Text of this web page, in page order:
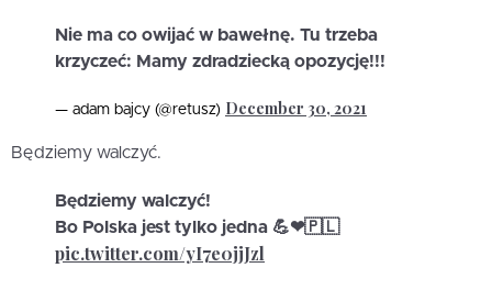
Nie ma co owijać w bawełnę. Tu trzeba
krzyczeć: Mamy zdradziecką opozycję!!!
— adam bajcy (@retusz) December 30, 2021
Będziemy walczyć.
Będziemy walczyć!
Bo Polska jest tylko jedna 💪❤🇵🇱
pic.twitter.com/yI7e0jjJzl